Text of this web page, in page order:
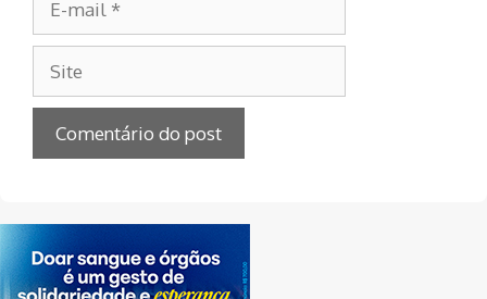
mail